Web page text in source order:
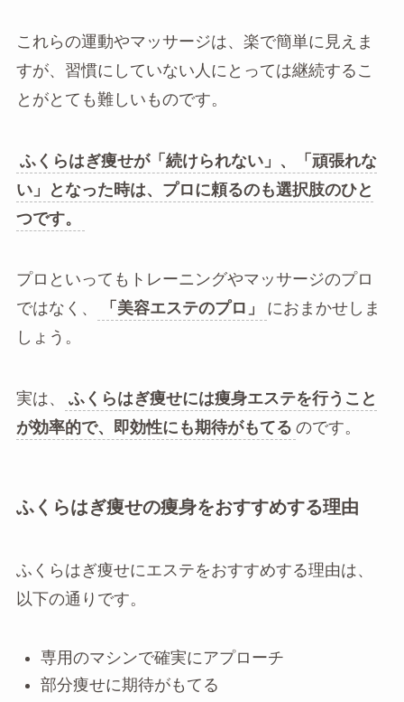
これらの運動やマッサージは、楽で簡単に見えま
すが、習慣にしていない人にとっては継続するこ
とがとても難しいものです。
ふくらはぎ痩せが「続けられない」、「頑張れな
い」となった時は、プロに頼るのも選択肢のひと
つです。
プロといってもトレーニングやマッサージのプロ
ではなく、
「美容エステのプロ」
におまかせしま
しょう。
実は、
ふくらはぎ痩せには痩身エステを行うこと
が効率的で、即効性にも期待がもてる のです。
ふくらはぎ痩せの痩身をおすすめする理由
ふくらはぎ痩せにエステをおすすめする理由は、
以下の通りです。
専用のマシンで確実にアプローチ
部分痩せに期待がもてる